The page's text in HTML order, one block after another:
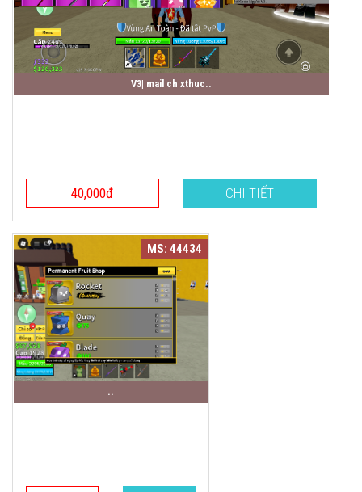
V3| mail ch xthuc..
40,000đ CHI TIẾT
MS: 44434
..